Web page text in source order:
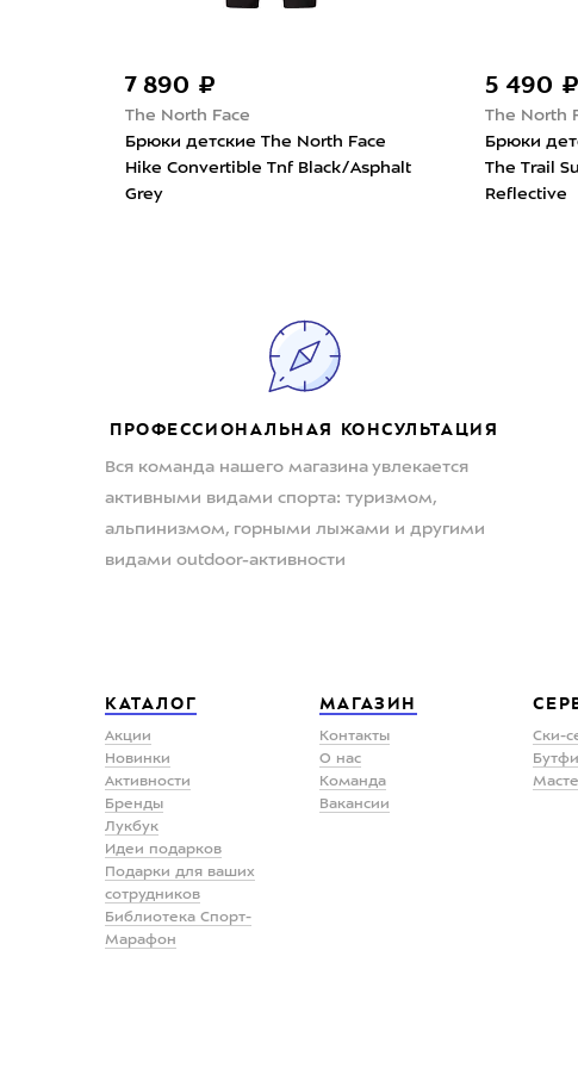
7 890 ₽
The North Face
Брюки детские The North Face
Hike Convertible Tnf Black/Asphalt
Grey
5 490 ₽
The North
Брюки
The Trail
Reflective
ПРОФЕССИОНАЛЬНАЯ КОНСУЛЬТАЦИЯ
Вся команда нашего магазина увлекается
активными видами спорта: туризмом,
альпинизмом, горными лыжами и другими
видами outdoor-активности
КАТАЛОГ
Акции
Новинки
Активности
Бренды
Лукбук
Идеи подарков
Подарки для ваших
сотрудников
Библиотека Спорт-
Марафон
МАГАЗИН
Контакты
О нас
Команда
Вакансии
Ски-